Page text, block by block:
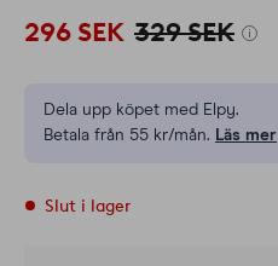
296 SEK 329 SEK
Dela upp köpet med Elpy.
Betala från 55 kr/mån. Läs mer
Slut i lager